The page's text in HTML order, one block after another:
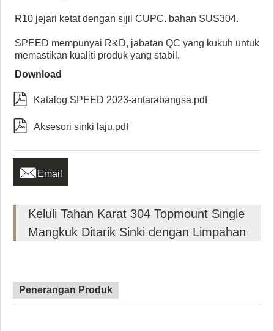
R10 jejari ketat dengan sijil CUPC. bahan SUS304.
SPEED mempunyai R&D, jabatan QC yang kukuh untuk
memastikan kualiti produk yang stabil.
Download
 Katalog SPEED 2023-antarabangsa.pdf
 Aksesori sinki laju.pdf
 Email
Keluli Tahan Karat 304 Topmount Single
Mangkuk Ditarik Sinki dengan Limpahan
Penerangan Produk